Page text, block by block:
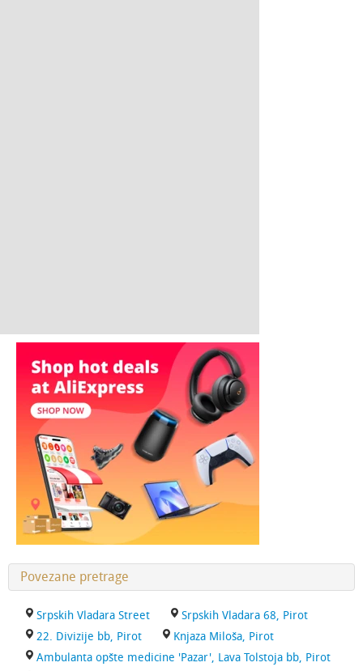
Povezane pretrage
Srpskih Vladara Street
Srpskih Vladara 68, Pirot
22. Divizije bb, Pirot
Knjaza Miloša, Pirot
Ambulanta opšte medicine 'Pazar', Lava Tolstoja bb, Pirot